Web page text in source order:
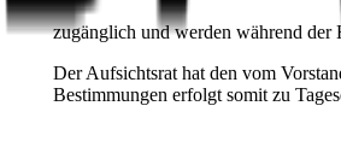
zugänglich und werden während der
Der Aufsichtsrat hat den vom
Bestimmungen erfolgt somit zu